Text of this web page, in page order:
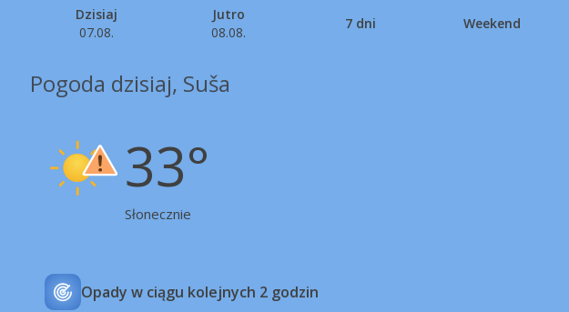
Dzisiaj
07.08.
Jutro
08.08.
7 dni Weekend
Pogoda dzisiaj, Suša
33°
Słonecznie
Opady w ciągu kolejnych 2 godzin